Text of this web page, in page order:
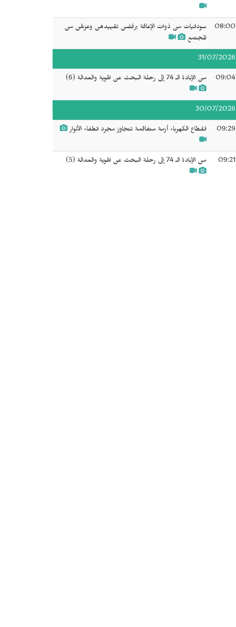
08:00
سودانيات من ذوات الإعاقة يرفضن تقييدهن وعزلهن من
المجتمع
31/07/2026
09:04 من الإبادة الـ 74 إلى رحلة البحث عن الهوية والعدالة (6)
30/07/2026
09:29 انقطاع الكهرباء أزمة متفاقمة تتجاوز مجرد انطفاء الأنوار
09:21 من الإبادة الـ 74 إلى رحلة البحث عن الهوية والعدالة (5)